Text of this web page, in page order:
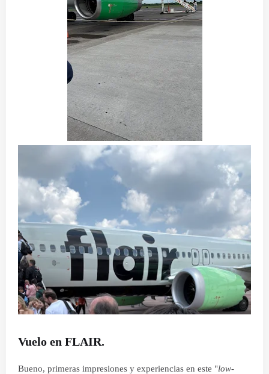
Vuelo en FLAIR.
Bueno, primeras impresiones y experiencias en este "low-